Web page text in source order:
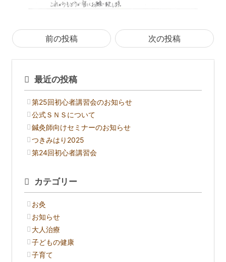
前の投稿 次の投稿
最近の投稿
第25回初心者講習会のお知らせ
公式ＳＮＳについて
鍼灸師向けセミナーのお知らせ
つきみはり2025
第24回初心者講習会
カテゴリー
お灸
お知らせ
大人治療
子どもの健康
子育て